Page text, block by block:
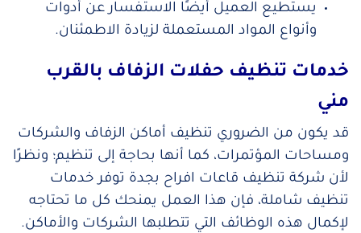
يستطيع العميل أيضًا الاستفسار عن أدوات
وأنواع المواد المستعملة لزيادة الاطمئنان.
خدمات تنظيف حفلات الزفاف بالقرب
مني
قد يكون من الضروري تنظيف أماكن الزفاف والشركات
ومساحات المؤتمرات، كما أنها بحاجة إلى تنظيم؛ ونظرًا
لأن شركة تنظيف قاعات افراح بجدة توفر خدمات
تنظيف شاملة، فإن هذا العمل يمنحك كل ما تحتاجه
لإكمال هذه الوظائف التي تتطلبها الشركات والأماكن.